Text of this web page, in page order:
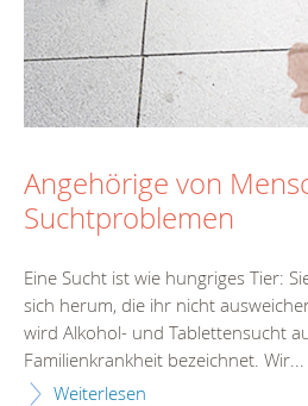
Angehörige von
Suchtproblemen
Eine Sucht ist wie hungriges Tier:
sich herum, die ihr nicht
wird Alkohol- und Tablettensucht
Familienkrankheit bezeichnet. Wir...
Weiterlesen